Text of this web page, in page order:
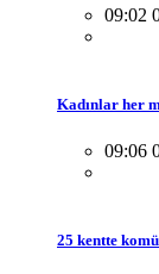
09:02
Kadınlar her
09:06
25 kentte